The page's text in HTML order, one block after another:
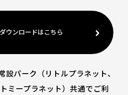
ウンロードはこちら
設パーク（リトルプラネット、
ミープラネット）共通でご利